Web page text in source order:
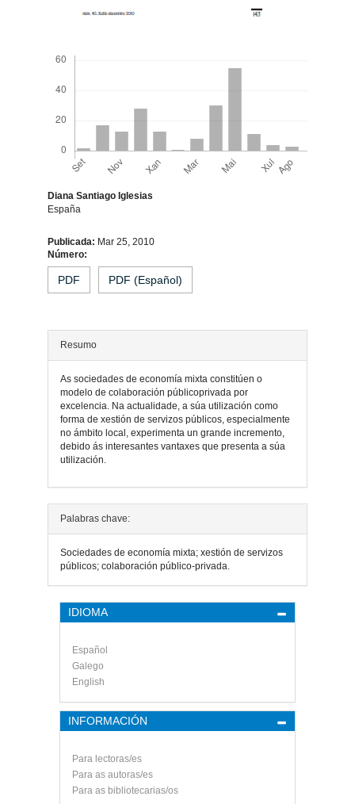
Diana Santiago Iglesias
España
Contido
principal
do
artigo
Publicada: Mar 25, 2010
Número:
PDF PDF (Español)
Resumo
As sociedades de economía mixta constitúen o
modelo de colaboración públicoprivada por
excelencia. Na actualidade, a súa utilización como
forma de xestión de servizos públicos, especialmente
no ámbito local, experimenta un grande incremento,
debido ás interesantes vantaxes que presenta a súa
utilización.
Detalles
do
artigo
Palabras chave:
Sociedades de economía mixta; xestión de servizos
públicos; colaboración público-privada.
IDIOMA
Español
Galego
English
INFORMACIÓN
Para lectoras/es
Para as autoras/es
Para as bibliotecarias/os